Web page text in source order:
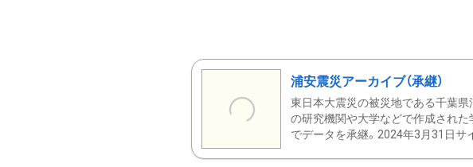
浦安震災アーカイブ（承継）
東日本大震災の被災地である千葉県
の研究機関や大学などで作成された
でデータを承継。2024年3月31日サ